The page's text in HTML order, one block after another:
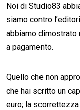
Noi di Studio83
siamo contro
abbiamo
a pagamento.
Quello che non
che hai scritto un
euro; la